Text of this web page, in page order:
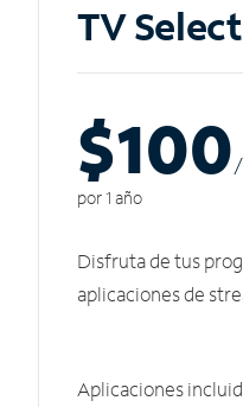
TV
$100
por 1 año
Disfruta de tus
aplicaciones de
Aplicaciones